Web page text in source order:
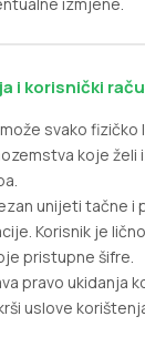
i korisnički
svako fizičko
koje želi
unijeti tačne
Korisnik je
pristupne šifre.
pravo ukidanja
uslove